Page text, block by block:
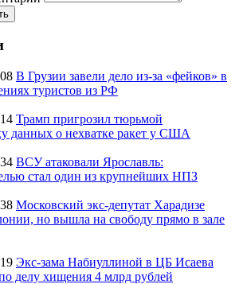
В Грузии завели дело из-за «фейков» в
туристов из РФ
Трамп пригрозил тюрьмой
данных о нехватке ракет у США
ВСУ атаковали Ярославль:
стал один из крупнейших НПЗ
Московский экс-депутат Харадизе
но вышла на свободу прямо в зале
Экс-зама Набиуллиной в ЦБ Исаева
делу хищения 4 млрд рублей